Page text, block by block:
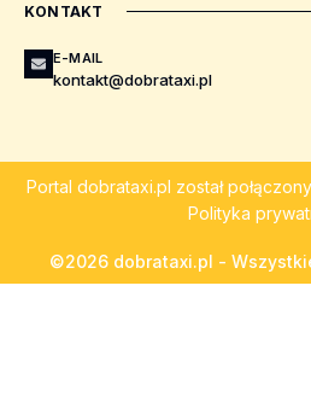
KONTAKT
E-MAIL
kontakt@dobrataxi.pl
Portal dobrataxi.pl został
Polityka
©2026 dobrataxi.pl -